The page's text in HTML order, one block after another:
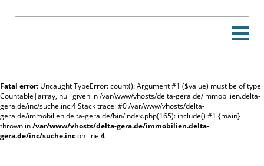
Neue Suche
Merkzettel
Fatal error: Uncaught TypeError: count(): Argument #1 ($value) must be of type
Countable|array, null given in /var/www/vhosts/delta-gera.de/immobilien.delta-
gera.de/inc/suche.inc:4 Stack trace: #0 /var/www/vhosts/delta-
gera.de/immobilien.delta-gera.de/bin/index.php(165): include() #1 {main}
thrown in/var/www/vhosts/delta-gera.de/immobilien.delta-
gera.de/inc/suche.incon line 4